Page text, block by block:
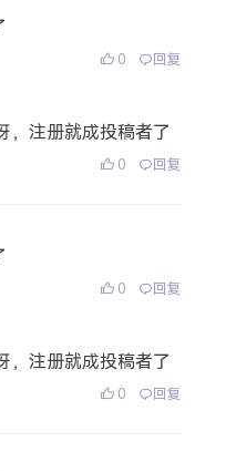
0 回复
，注册就成投稿者了
0 回复
0 回复
，注册就成投稿者了
0 回复